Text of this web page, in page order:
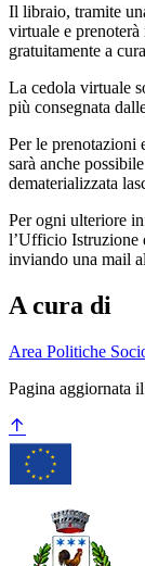
Il libraio, tramite
virtuale e
gratuitamente a
La cedola virtuale
più consegnata
Per le prenotazioni
sarà anche
dematerializzata
Per ogni ulteriore
l’Ufficio Istruzione
inviando una mail
A cura di
Area Politiche
Pagina aggiornata